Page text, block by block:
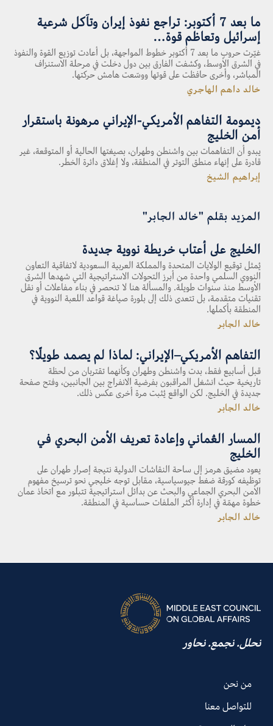
ما بعد 7 أكتوبر: تراجع نفوذ إيران وتآكل شرعية
إسرائيل وتعاظم قوة…
غيّرت حروب ما بعد 7 أكتوبر خطوط المواجهة، بل أعادت توزيع القوة والنفوذ
في الشرق الأوسط، وكشفت الفارق بين دول دخلت في مرحلة الاستنزاف
المباشر، وأخرى حافظت على قوتها ووسّعت هامش حركتها.
خالد داهم الهاجري
ديمومة التفاهم الأمريكي-الإيراني مرهونة باستقرار
أمن الخليج
يبدو أن التفاهمات بين واشنطن وطهران، بصيغتها الحالية أو المتوقعة، غير
قادرة على إنهاء منطق التوتر في المنطقة، ولا إغلاق دائرة الخطر.
إبراهيم الشيخ
المزيد بقلم "خالد الجابر"
الخليج على أعتاب خريطة نووية جديدة
يُمثل توقيع الولايات المتحدة والمملكة العربية السعودية لاتفاقية التعاون
النووي السلمي واحدة من أبرز التحولات الاستراتيجية التي شهدها الشرق
الأوسط منذ سنوات طويلة. والمسألة هنا لا تنحصر في بناء مفاعلات أو نقل
تقنيات متقدمة، بل تتعدى ذلك إلى بلورة صياغة قواعد اللعبة النووية في
المنطقة بأكملها.
خالد الجابر
التفاهم الأمريكي–الإيراني: لماذا لم يصمد طويلًا؟
قبل أسابيع فقط، بدت واشنطن وطهران وكأنهما تقتربان من لحظة
تاريخية حيث انشغل المراقبون بفرضية الانفراج بين الجانبين، وفتح صفحة
جديدة في الخليج. لكن الواقع يُثبت مرة أخرى عكس ذلك.
خالد الجابر
المسار العُماني وإعادة تعريف الأمن البحري في
الخليج
يعود مضيق هرمز إلى ساحة النقاشات الدولية نتيجة إصرار طهران على
توظيفه كورقة ضغط جيوسياسية، مقابل توجه خليجي نحو ترسيخ مفهوم
الأمن البحري الجماعي والبحث عن بدائل استراتيجية تتبلور مع اتخاذ عمان
خطوة مهمّة في إدارة أكثر الملفات حساسية في المنطقة.
خالد الجابر
نحلل. نجمع. نحاور
من نحن
للتواصل معنا